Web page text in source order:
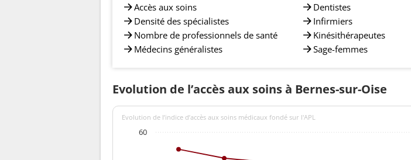
Accès aux soins
Densité des spécialistes
Nombre de professionnels de santé
Médecins généralistes
Dentistes
Infirmiers
Kinésithérapeutes
Sage-femmes
Evolution de l’accès aux soins à Bernes-sur-Oise
Evolution de l’indice d’accès aux soins médicaux fondé sur l'APL
60